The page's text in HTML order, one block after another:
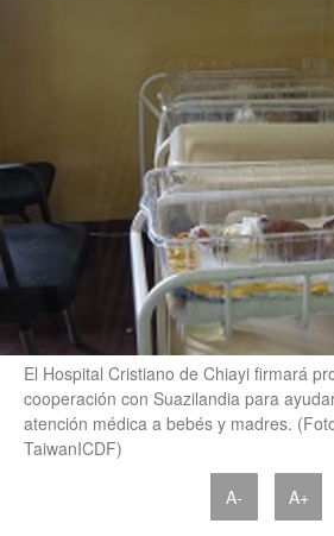
El Hospital Cristiano de Chiayi firmará
cooperación con Suazilandia para
atención médica a bebés y madres.
TaiwanICDF)
A- A+